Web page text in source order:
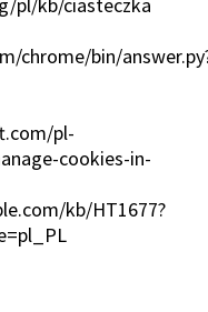
pl/kb/ciasteczka
chrome/bin/
pl-
cookies-in-
kb/HT1677?